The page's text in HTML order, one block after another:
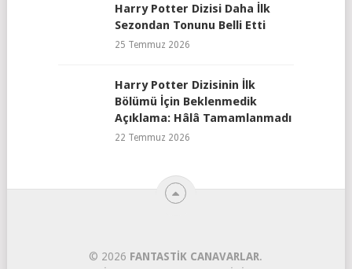
Harry Potter Dizisi Daha İlk
Sezondan Tonunu Belli Etti
25 Temmuz 2026
Harry Potter Dizisinin İlk
Bölümü İçin Beklenmedik
Açıklama: Hâlâ Tamamlanmadı
22 Temmuz 2026
© 2026 FANTASTIK CANAVARLAR.